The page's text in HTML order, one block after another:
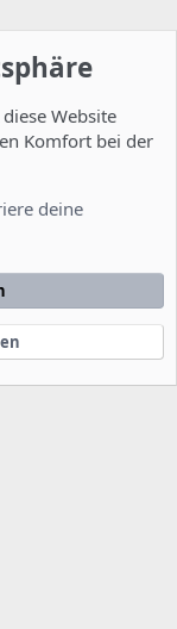
Ltd.
Website
Komfort bei der
deine